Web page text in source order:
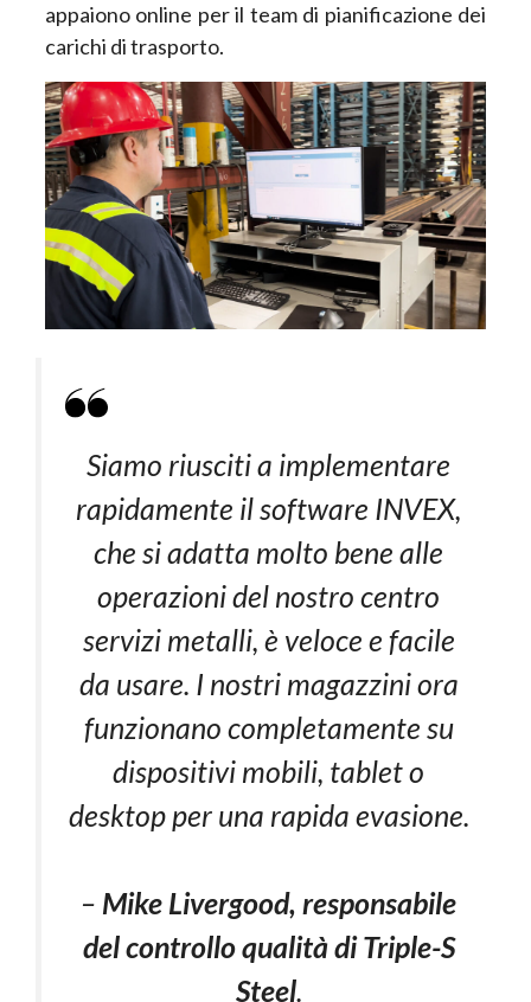
appaiono online per il team di pianificazione dei
carichi di trasporto.
Siamo riusciti a implementare
rapidamente il software INVEX,
che si adatta molto bene alle
operazioni del nostro centro
servizi metalli, è veloce e facile
da usare. I nostri magazzini ora
funzionano completamente su
dispositivi mobili, tablet o
desktop per una rapida evasione.
– Mike Livergood, responsabile
del controllo qualità di Triple-S
Steel.